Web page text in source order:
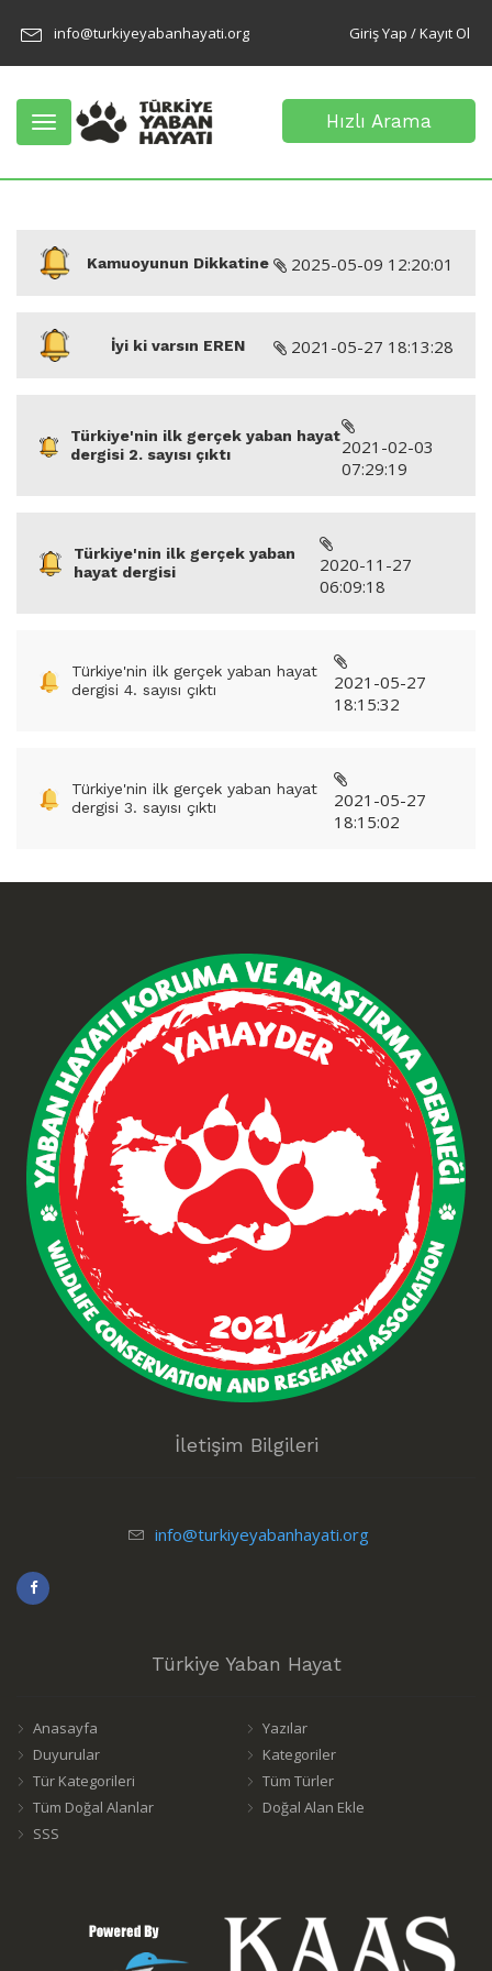
info@turkiyeyabanhayati.org Giriş Yap / Kayıt Ol
Toggle
navigation
Hızlı Arama
Kamuoyunun Dikkatine 2025-05-09 12:20:01
İyi ki varsın EREN 2021-05-27 18:13:28
Türkiye'nin ilk gerçek yaban hayat
dergisi 2. sayısı çıktı
2021-02-03
07:29:19
Türkiye'nin ilk gerçek yaban
hayat dergisi
2020-11-27
06:09:18
Türkiye'nin ilk gerçek yaban hayat
dergisi 4. sayısı çıktı
2021-05-27
18:15:32
Türkiye'nin ilk gerçek yaban hayat
dergisi 3. sayısı çıktı
2021-05-27
18:15:02
İletişim Bilgileri
info@turkiyeyabanhayati.org
Türkiye Yaban Hayat
Anasayfa
Yazılar
Duyurular
Kategoriler
Tür Kategorileri
Tüm Türler
Tüm Doğal Alanlar
Doğal Alan Ekle
SSS